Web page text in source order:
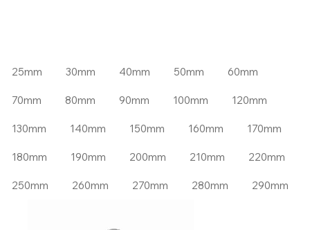
25mm 30mm 40mm 50mm 60mm
70mm 80mm 90mm 100mm 120mm
130mm 140mm 150mm 160mm 170mm
180mm 190mm 200mm 210mm 220mm
250mm 260mm 270mm 280mm 290mm